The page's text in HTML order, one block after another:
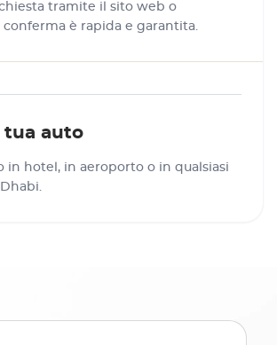
tramite il sito web o
conferma è rapida e garantita.
tua auto
in hotel, in aeroporto o in qualsiasi